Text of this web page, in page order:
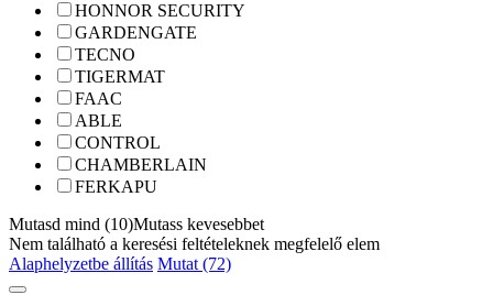
HONNOR SECURITY
GARDENGATE
TECNO
TIGERMAT
FAAC
ABLE
CONTROL
CHAMBERLAIN
FERKAPU
Mutasd mind (10)Mutass kevesebbet
Nem található a keresési feltételeknek megfelelő elem
Alaphelyzetbe állítás Mutat (72)